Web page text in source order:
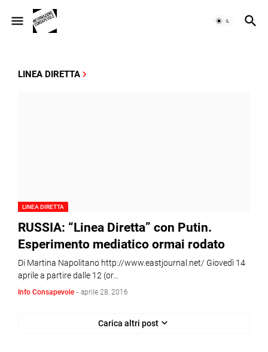
LINEA DIRETTA
LINEA DIRETTA
RUSSIA: “Linea Diretta” con Putin.
Esperimento mediatico ormai rodato
Di Martina Napolitano http://www.eastjournal.net/ Giovedì 14
aprile a partire dalle 12 (or…
Info Consapevole - aprile 28, 2016
Carica altri post